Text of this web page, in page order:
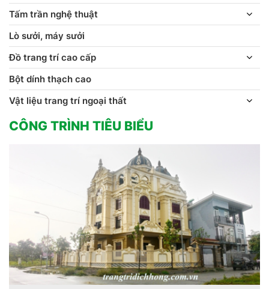
Tấm trần nghệ thuật
Lò sưởi, máy sưởi
Đồ trang trí cao cấp
Bột dính thạch cao
Vật liệu trang trí ngoại thất
CÔNG TRÌNH TIÊU BIỂU